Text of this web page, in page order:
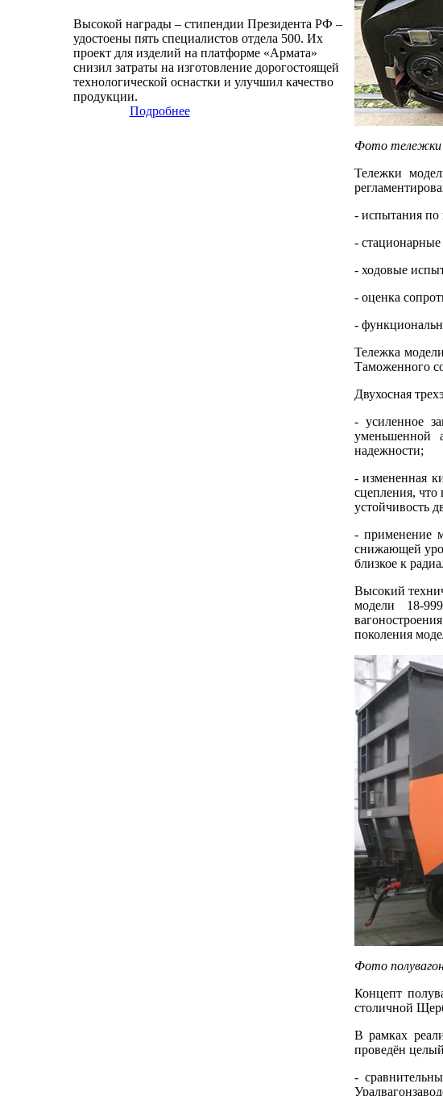
Высокой награды – стипендии Президента РФ –
удостоены пять специалистов отдела 500. Их
проект для изделий на платформе «Армата»
снизил затраты на изготовление дорогостоящей
технологической оснастки и улучшил качество
продукции.
Подробнее
Фото тележки
Тележки
- испытания по
-
- ходовые
- оценка
-
Тележка
Таможенного
Двухосная
- усиленное
уменьшенной
надежности;
- измененная
сцепления, что
устойчивость
- применение
снижающей
близкое к
Высокий
модели 18-
поколения
Фото
Концепт
столичной
В рамках
проведён
-